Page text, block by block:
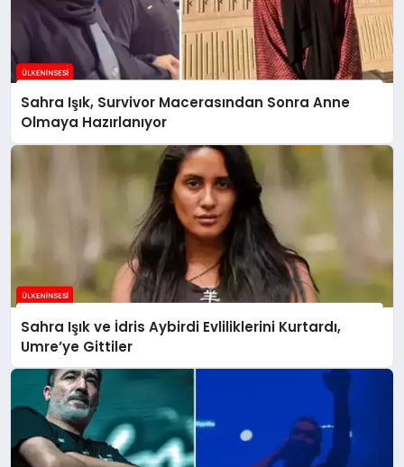
Sahra Işık, Survivor Macerasından Sonra Anne
Olmaya Hazırlanıyor
Sahra Işık ve İdris Aybirdi Evliliklerini Kurtardı,
Umre’ye Gittiler